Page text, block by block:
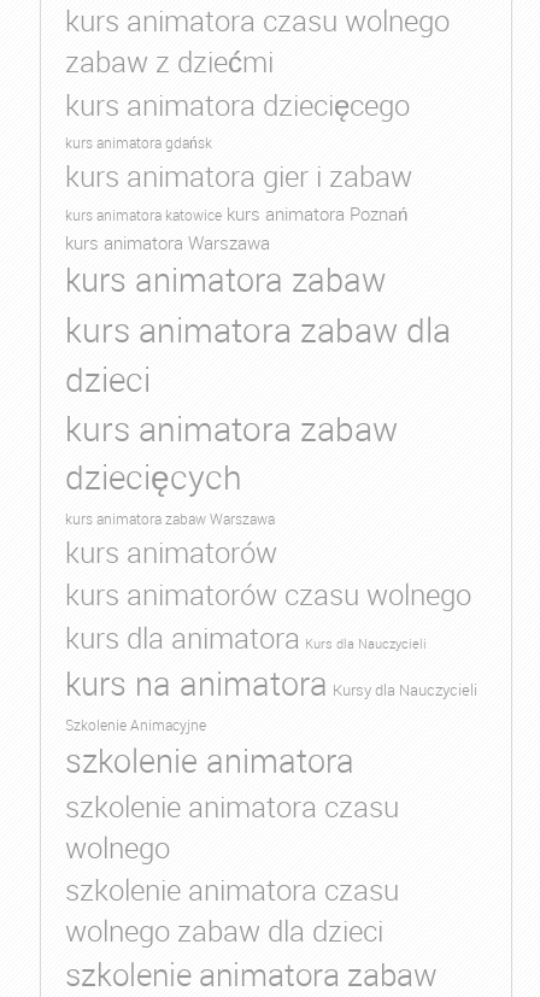
kurs animatora czasu wolnego
zabaw z dziećmi
kurs animatora dziecięcego
kurs animatora gdańsk
kurs animatora gier i zabaw
kurs animatora katowice kurs animatora Poznań
kurs animatora Warszawa
kurs animatora zabaw
kurs animatora zabaw dla
dzieci
kurs animatora zabaw
dziecięcych
kurs animatora zabaw Warszawa
kurs animatorów
kurs animatorów czasu wolnego
kurs dla animatora Kurs dla Nauczycieli
kurs na animatora Kursy dla Nauczycieli
Szkolenie Animacyjne
szkolenie animatora
szkolenie animatora czasu
wolnego
szkolenie animatora czasu
wolnego zabaw dla dzieci
szkolenie animatora zabaw